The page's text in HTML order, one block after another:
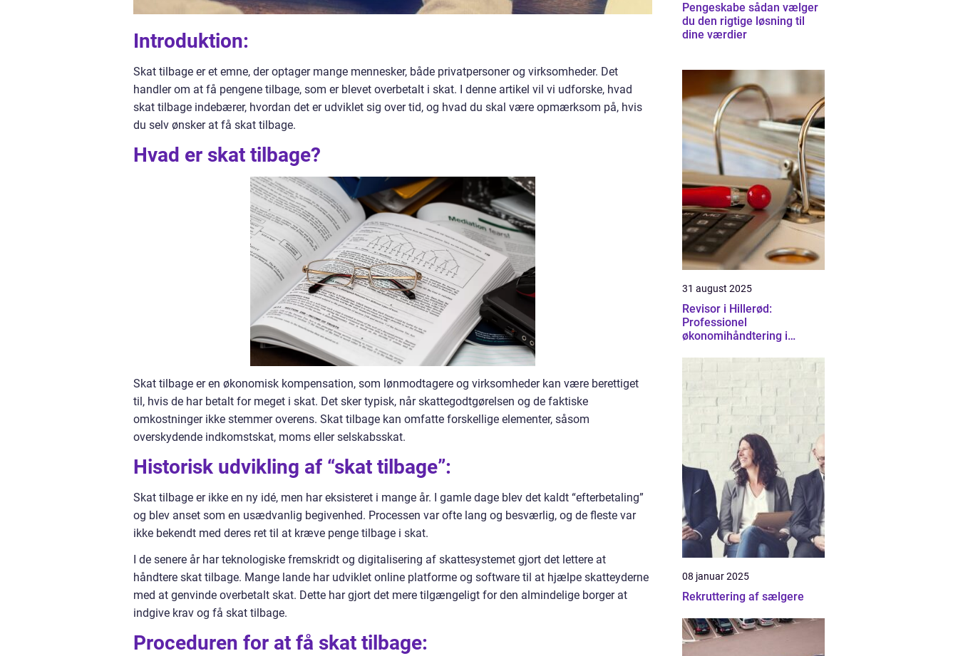
Introduktion:
Skat tilbage er et emne, der optager mange mennesker, både privatpersoner og virksomheder. Det
handler om at få pengene tilbage, som er blevet overbetalt i skat. I denne artikel vil vi udforske, hvad
skat tilbage indebærer, hvordan det er udviklet sig over tid, og hvad du skal være opmærksom på, hvis
du selv ønsker at få skat tilbage.
Hvad er skat tilbage?
Skat tilbage er en økonomisk kompensation, som lønmodtagere og virksomheder kan være berettiget
til, hvis de har betalt for meget i skat. Det sker typisk, når skattegodtgørelsen og de faktiske
omkostninger ikke stemmer overens. Skat tilbage kan omfatte forskellige elementer, såsom
overskydende indkomstskat, moms eller selskabsskat.
Historisk udvikling af “skat tilbage”:
Skat tilbage er ikke en ny idé, men har eksisteret i mange år. I gamle dage blev det kaldt “efterbetaling”
og blev anset som en usædvanlig begivenhed. Processen var ofte lang og besværlig, og de fleste var
ikke bekendt med deres ret til at kræve penge tilbage i skat.
I de senere år har teknologiske fremskridt og digitalisering af skattesystemet gjort det lettere at
håndtere skat tilbage. Mange lande har udviklet online platforme og software til at hjælpe skatteyderne
med at genvinde overbetalt skat. Dette har gjort det mere tilgængeligt for den almindelige borger at
indgive krav og få skat tilbage.
Proceduren for at få skat tilbage:
Pengeskabe sådan vælger
du den rigtige løsning til
dine værdier
31 august 2025
Revisor i Hillerød:
Professionel
økonomihåndtering i
08 januar 2025
Rekruttering af sælgere